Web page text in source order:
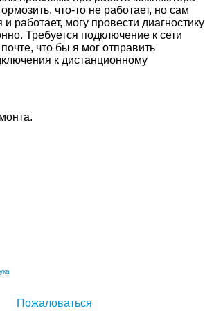
что-то не работает, но сам
работает, могу провести диагностику
Требуется подключение к сети
что бы я мог отправить
к дистанционному
Пожаловаться